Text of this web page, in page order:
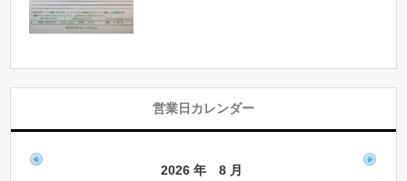
営業日カレンダー
2026 年 8 月